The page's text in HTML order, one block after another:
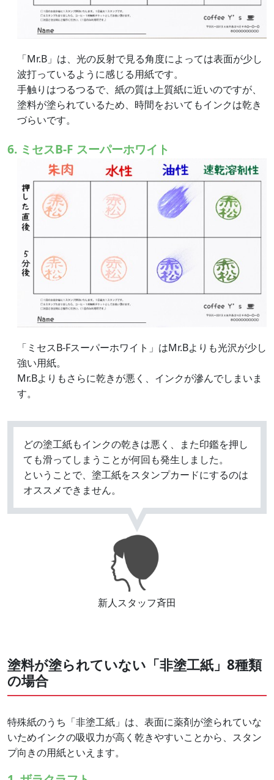
「Mr.B」は、光の反射で見る角度によっては表面が少し
波打っているように感じる用紙です。
手触りはつるつるで、紙の質は上質紙に近いのですが、
塗料が塗られているため、時間をおいてもインクは乾き
づらいです。
6. ミセスB-F スーパーホワイト
「ミセスB-Fスーパーホワイト」はMr.Bよりも光沢が少し
強い用紙。
Mr.Bよりもさらに乾きが悪く、インクが滲んでしまいま
す。
新人スタッフ斉田
どの塗工紙もインクの乾きは悪く、また印鑑を押し
ても滑ってしまうことが何回も発生しました。
ということで、塗工紙をスタンプカードにするのは
オススメできません。
塗料が塗られていない「非塗工紙」8種類
の場合
特殊紙のうち「非塗工紙」は、表面に薬剤が塗られていな
いためインクの吸収力が高く乾きやすいことから、スタン
プ向きの用紙といえます。